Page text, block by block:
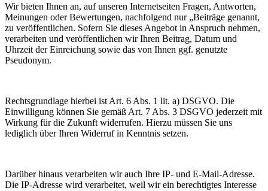
Wir bieten Ihnen an, auf unseren Internetseiten Fragen, Antworten,
Meinungen oder Bewertungen, nachfolgend nur „Beiträge genannt,
zu veröffentlichen. Sofern Sie dieses Angebot in Anspruch nehmen,
verarbeiten und veröffentlichen wir Ihren Beitrag, Datum und
Uhrzeit der Einreichung sowie das von Ihnen ggf. genutzte
Pseudonym.
Rechtsgrundlage hierbei ist Art. 6 Abs. 1 lit. a) DSGVO. Die
Einwilligung können Sie gemäß Art. 7 Abs. 3 DSGVO jederzeit mit
Wirkung für die Zukunft widerrufen. Hierzu müssen Sie uns
lediglich über Ihren Widerruf in Kenntnis setzen.
Darüber hinaus verarbeiten wir auch Ihre IP- und E-Mail-Adresse.
Die IP-Adresse wird verarbeitet, weil wir ein berechtigtes Interesse